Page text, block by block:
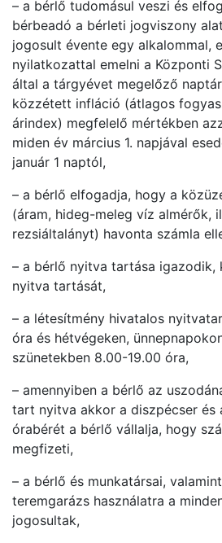
– a bérlő tudomásul veszi és
bérbeadó a bérleti jogviszony
jogosult évente egy alkalommal,
nyilatkozattal emelni a Központi
által a tárgyévet megelőző
közzétett infláció (átlagos
árindex) megfelelő mértékben
miden év március 1. napjával
január 1 naptól,
– a bérlő elfogadja, hogy a
(áram, hideg-meleg víz almérők,
rezsiáltalányt) havonta számla
– a bérlő nyitva tartása igazodik,
nyitva tartását,
– a létesítmény hivatalos
óra és hétvégeken,
szünetekben 8.00-19.00 óra,
– amennyiben a bérlő az
tart nyitva akkor a diszpécser és
órabérét a bérlő vállalja, hogy
megfizeti,
– a bérlő és munkatársai,
teremgarázs használatra a
jogosultak,